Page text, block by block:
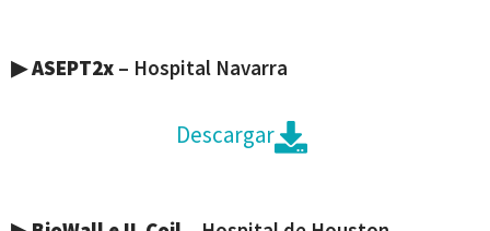
▶ASEPT2x – Hospital Navarra
Descargar